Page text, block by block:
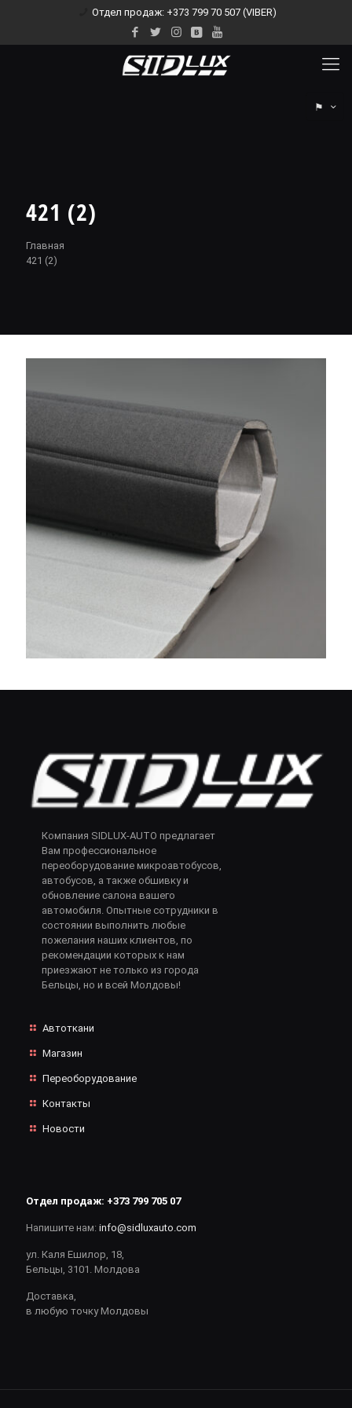
Отдел продаж: +373 799 70 507 (VIBER)
⚑
421 (2)
Главная
421 (2)
Компания SIDLUX-AUTO предлагает
Вам профессиональное
переоборудование микроавтобусов,
автобусов, а также обшивку и
обновление салона вашего
автомобиля. Опытные сотрудники в
состоянии выполнить любые
пожелания наших клиентов, по
рекомендации которых к нам
приезжают не только из города
Бельцы, но и всей Молдовы!
Автоткани
Магазин
Переоборудование
Контакты
Новости
Отдел продаж: +373 799 705 07
Напишите нам: info@sidluxauto.com
ул. Каля Ешилор, 18,
Бельцы, 3101. Молдова
Доставка,
в любую точку Молдовы